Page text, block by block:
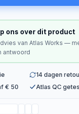
ons over dit product
van Atlas Works —
antwoord
14 dagen
€ 50
Atlas QC